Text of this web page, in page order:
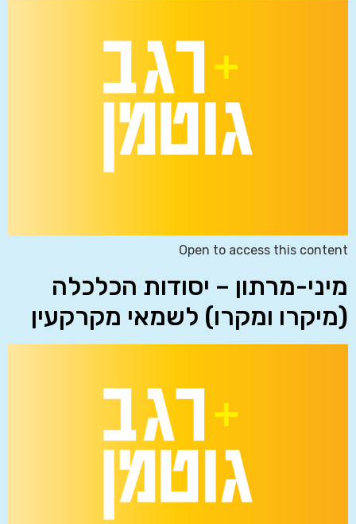
Open to access this content
מיני-מרתון – יסודות הכלכלה
(מיקרו ומקרו) לשמאי מקרקעין